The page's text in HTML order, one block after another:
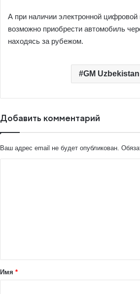
А при наличии электронной
возможно приобрести автомобиль
находясь за рубежом.
GM Uzbekistan
Добавить комментарий
Ваш адрес email не будет опубликован.
аИмя *